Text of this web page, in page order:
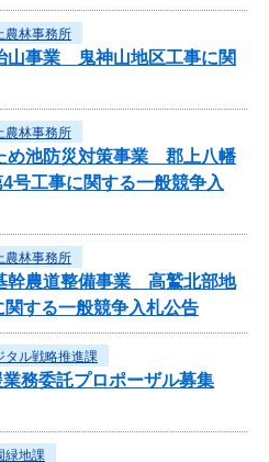
農林事務所
山事業 鬼神山地区工事に関
農林事務所
め池防災対策事業 郡上八幡
工事に関する一般競争入
農林事務所
幹農道整備事業 高鷲北部地
する一般競争入札公告
タル戦略推進課
務委託プロポーザル募集
緑地課